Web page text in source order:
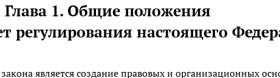
Глава 1. Общие положения
регулирования настоящего
является создание правовых и организационных